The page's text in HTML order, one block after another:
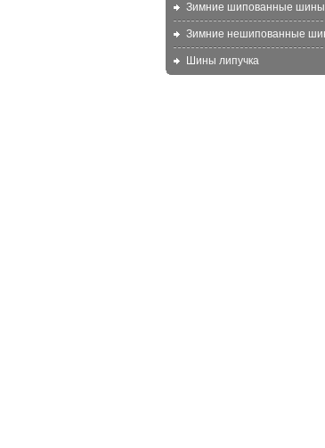
Зимние шипованные шины
Зимние нешипованные
Шины липучка